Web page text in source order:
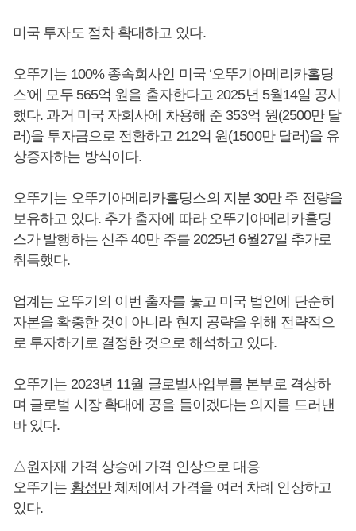
미국 투자도 점차 확대하고 있다.
오뚜기는 100% 종속회사인 미국 ‘오뚜기아메리카홀딩
스’에 모두 565억 원을 출자한다고 2025년 5월14일 공시
했다. 과거 미국 자회사에 차용해 준 353억 원(2500만 달
러)을 투자금으로 전환하고 212억 원(1500만 달러)을 유
상증자하는 방식이다.
오뚜기는 오뚜기아메리카홀딩스의 지분 30만 주 전량을
보유하고 있다. 추가 출자에 따라 오뚜기아메리카홀딩
스가 발행하는 신주 40만 주를 2025년 6월27일 추가로
취득했다.
업계는 오뚜기의 이번 출자를 놓고 미국 법인에 단순히
자본을 확충한 것이 아니라 현지 공략을 위해 전략적으
로 투자하기로 결정한 것으로 해석하고 있다.
오뚜기는 2023년 11월 글로벌사업부를 본부로 격상하
며 글로벌 시장 확대에 공을 들이겠다는 의지를 드러낸
바 있다.
△원자재 가격 상승에 가격 인상으로 대응
오뚜기는 황성만체제에서 가격을 여러 차례 인상하고
있다.